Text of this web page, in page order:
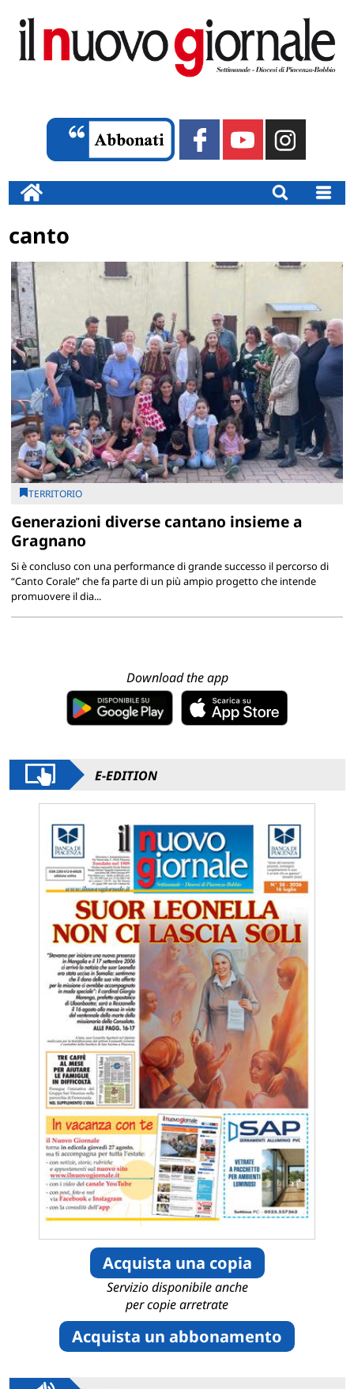
canto
TERRITORIO
Generazioni diverse cantano insieme a
Gragnano
Si è concluso con una performance di grande successo il percorso di
“Canto Corale” che fa parte di un più ampio progetto che intende
promuovere il dia...
Download the app
E-EDITION
Acquista una copia
Servizio disponibile anche
per copie arretrate
Acquista un abbonamento